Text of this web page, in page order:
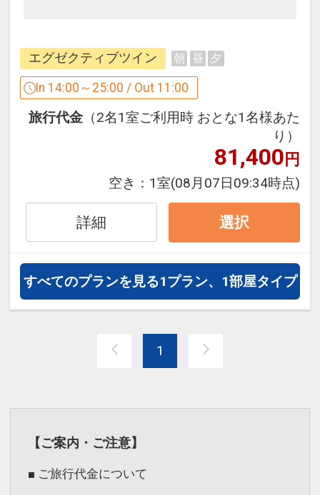
近。
羽田・成田空港からホテルへもリムジン
バスが発着、
大きな窓のゆったりとした客室は、Wi-Fi
好アクセスの立地と環境、充実した館内
ひとり旅・レジャーの拠点やカップル・
ファミリーでのご旅行にぴったりです。
人気のアウトレットモール、イオンモー
ル幕張新都心、
ＺＯＺＯマリンスタジアム、幕張メッ
見所いっぱいのベイエリアをぜひ満喫な
さってください。
・ＪＲ京葉線「海浜幕張駅」より→徒歩
約２分
・ホテル前が成田空港・羽田空港行きリ
ムジンバスの発着場所です。
エグゼクティブツイン 朝 昼 夕
In 14:00～25:00 / Out 11:00
旅行代金 （2名1室ご利用時 おとな1名様あた
り）
81,400円
空き： 1室(08月07日09:34時点)
詳細 選択
すべてのプランを見る1プラン、1部屋タイプ
1
【ご案内・ご注意】
■ ご旅行代金について